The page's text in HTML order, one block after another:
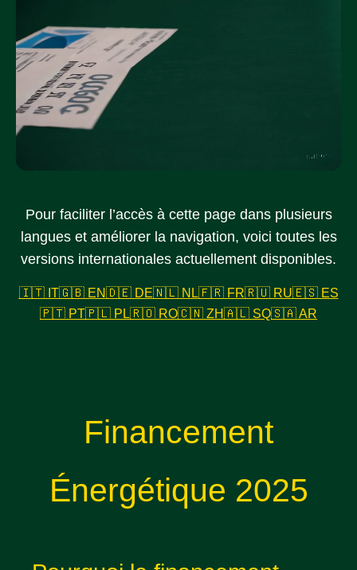
Pour faciliter l’accès à cette page dans plusieurs
langues et améliorer la navigation, voici toutes les
versions internationales actuellement disponibles.
🇮🇹 IT🇬🇧 EN🇩🇪 DE🇳🇱 NL🇫🇷 FR🇷🇺 RU🇪🇸 ES
🇵🇹 PT🇵🇱 PL🇷🇴 RO🇨🇳 ZH🇦🇱 SQ🇸🇦 AR
Financement
Énergétique 2025